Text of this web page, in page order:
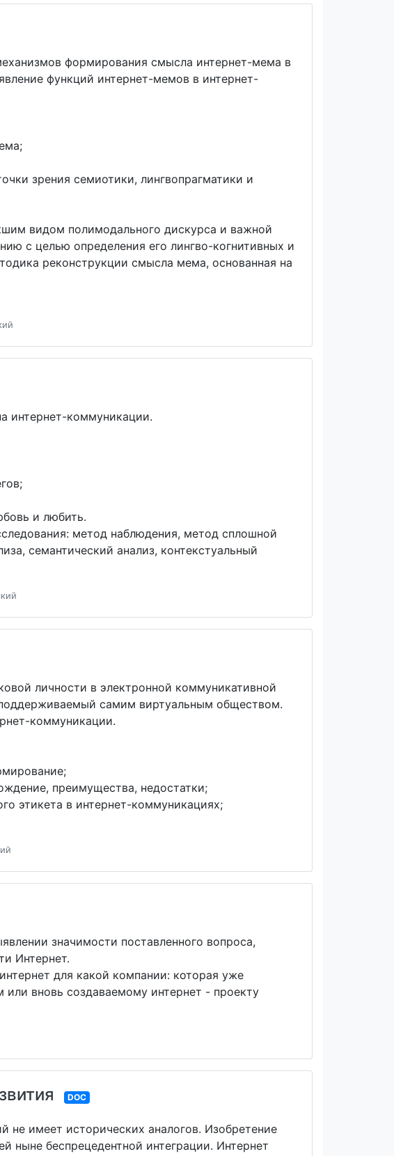
формирования смысла интернет-мема в
функций интернет-мемов в интернет-
зрения семиотики, лингвопрагматики и
видом полимодального дискурса и важной
с целью определения его лингво-когнитивных и
реконструкции смысла мема, основанная на
интернет-коммуникации.
и любить.
метод наблюдения, метод сплошной
семантический анализ, контекстуальный
личности в электронной коммуникативной
самим виртуальным обществом.
коммуникации.
преимущества, недостатки;
этикета в интернет-коммуникациях;
значимости поставленного вопроса,
Интернет.
для какой компании: которая уже
вновь создаваемому интернет - проекту
DOC
имеет исторических аналогов. Изобретение
ныне беспрецедентной интеграции. Интернет